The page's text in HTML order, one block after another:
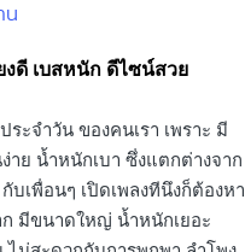
น
งดี เบสหนัก ดีไซน์สวย
ะจำวัน ของคนเรา เพราะ มี
าย น้ำหนักเบา ซึ่งแตกต่างจาก
บเพื่อนๆ เปิดเพลงทีนึงก็ต้องหา
ก มีขนาดใหญ่ น้ำหนักเยอะ